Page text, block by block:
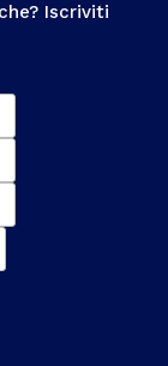
Iscriviti